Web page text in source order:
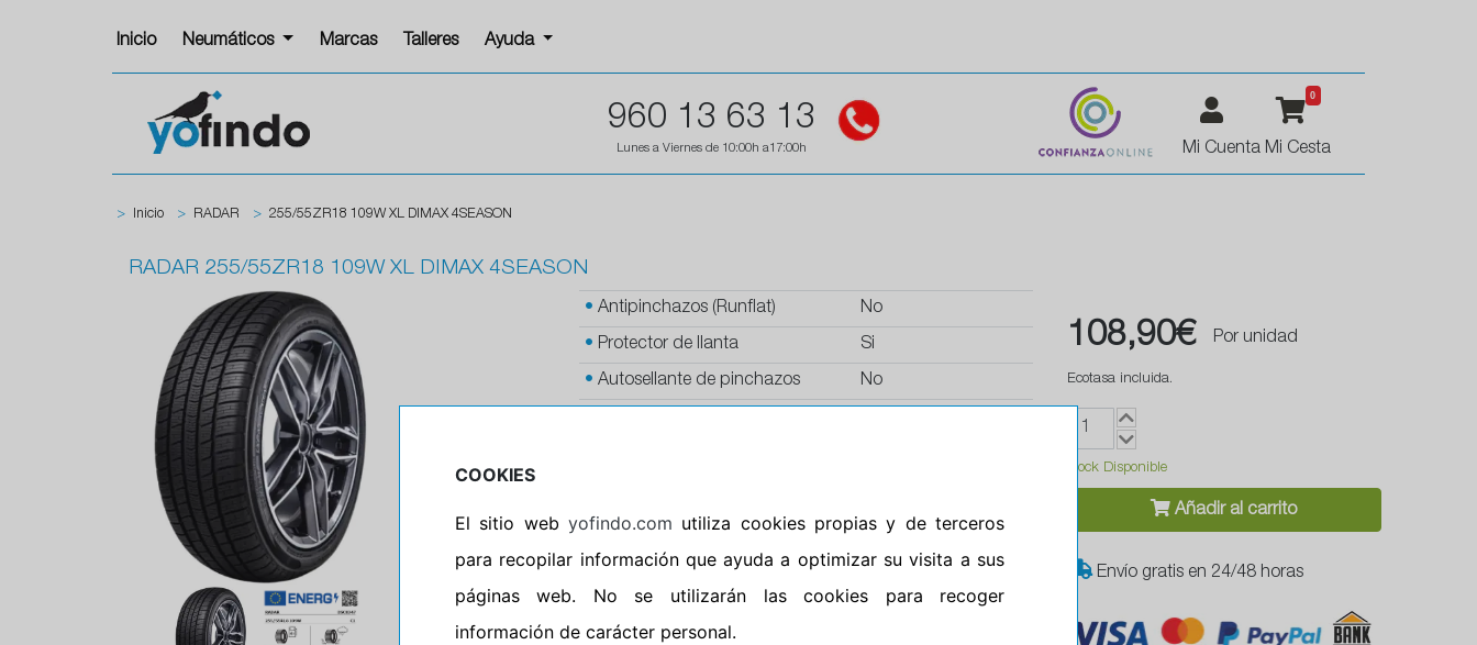
Inicio Neumáticos Marcas Talleres Ayuda
960 13 63 13
Lunes a Viernes de 10:00h a17:00h Mi Cuenta
0
Mi Cesta
> Inicio > RADAR > 255/55ZR18 109W XL DIMAX 4SEASON
RADAR 255/55ZR18 109W XL DIMAX 4SEASON
• Antipinchazos (Runflat) No
• Protector de llanta Si
• Autosellante de pinchazos No
•Banda blanca No
• Si
Calidad QUALITY
•P.O.R.
108,90€ Por unidad
Ecotasa incluida.
Stock Disponible
Añadir al carrito
Envío gratis en 24/48 horas
COOKIES
El sitio web yofindo.com utiliza cookies propias y de terceros
para recopilar información que ayuda a optimizar su visita a sus
páginas web. No se utilizarán las cookies para recoger
información de carácter personal.